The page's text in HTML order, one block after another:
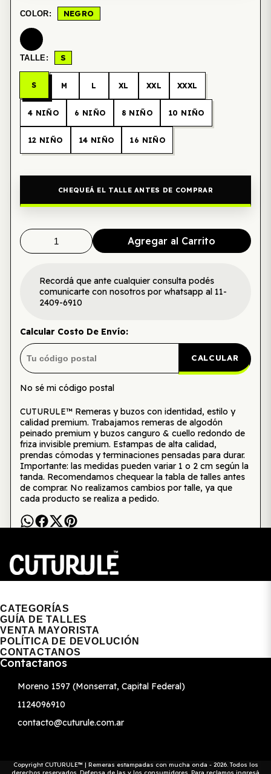
COLOR: NEGRO
TALLE: S
S M L XL XXL XXXL
4 NIÑO 6 NIÑO 8 NIÑO 10 NIÑO
12 NIÑO 14 NIÑO 16 NIÑO
CHEQUEÁ EL TALLE ANTES DE COMPRAR
Agregar al Carrito
Recordá que ante cualquier consulta podés
comunicarte con nosotros por whatsapp al 11-
2409-6910
Calcular Costo De Envío:
CALCULAR
No sé mi código postal
CUTURULE™ Remeras y buzos con identidad, estilo y
calidad premium. Trabajamos remeras de algodón
peinado premium y buzos canguro & cuello redondo de
friza invisible premium. Estampas de alta calidad,
prendas cómodas y terminaciones pensadas para durar.
Importante: las medidas pueden variar 1 o 2 cm según la
tanda. Recomendamos chequear la tabla de talles antes
de comprar. No realizamos cambios por talle, ya que
cada producto se realiza a pedido.
CATEGORÍAS
GUÍA DE TALLES
VENTA MAYORISTA
POLÍTICA DE DEVOLUCIÓN
CONTACTANOS
Contactanos
Moreno 1597 (Monserrat, Capital Federal)
1124096910
contacto@cuturule.com.ar
Copyright CUTURULE™ | Remeras estampadas con mucha onda - 2026. Todos los